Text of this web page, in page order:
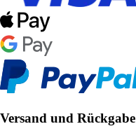
Versand und Rückgabe